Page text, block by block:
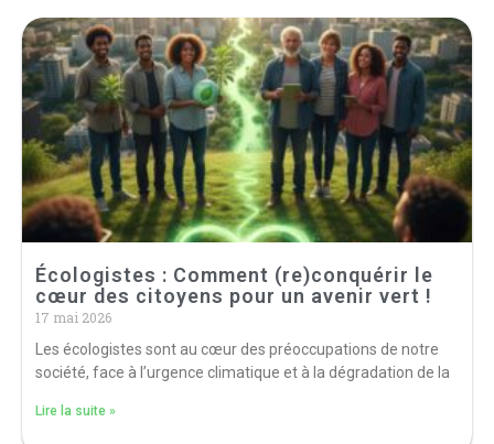
Écologistes : Comment (re)conquérir le
cœur des citoyens pour un avenir vert !
17 mai 2026
Les écologistes sont au cœur des préoccupations de notre
société, face à l’urgence climatique et à la dégradation de la
Lire la suite »